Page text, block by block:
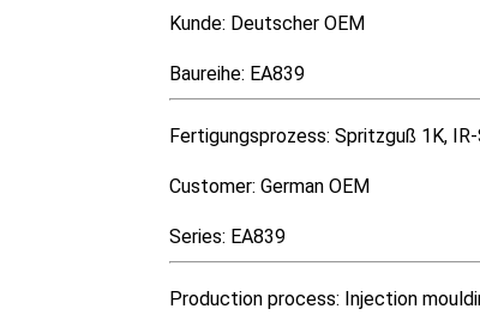
Kunde: Deutscher OEM
Baureihe: EA839
Fertigungsprozess: Spritzguß 1K,
Customer: German OEM
Series: EA839
Production process: Injection